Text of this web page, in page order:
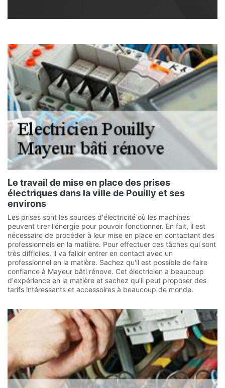
Le travail de mise en place des prises
électriques dans la ville de Pouilly et ses
environs
Les prises sont les sources d'électricité où les machines
peuvent tirer l'énergie pour pouvoir fonctionner. En fait, il est
nécessaire de procéder à leur mise en place en contactant des
professionnels en la matière. Pour effectuer ces tâches qui sont
très difficiles, il va falloir entrer en contact avec un
professionnel en la matière. Sachez qu'il est possible de faire
confiance à Mayeur bâti rénove. Cet électricien a beaucoup
d'expérience en la matière et sachez qu'il peut proposer des
tarifs intéressants et accessoires à beaucoup de monde.